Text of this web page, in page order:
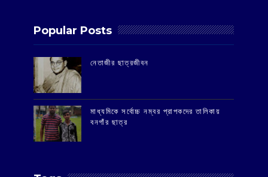
Popular Posts
‌নেতাজীর ছাত্রজীবন
মাধ্যমিকে সর্বোচ্চ নম্বর প্রাপকদের তালিকায়
বনগাঁর ছাত্র